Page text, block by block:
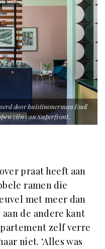
door huistimmerman Emil
zijn van Superfront.
praat heeft aan
ramen die
met meer dan
de andere kant
zelf verre
niet. ‘Alles was